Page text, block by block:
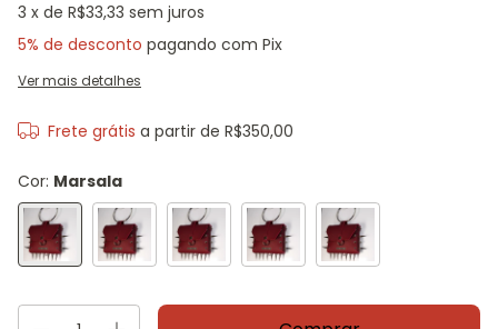
3 x de R$33,33 sem juros
5% de desconto pagando com Pix
Ver mais detalhes
Frete grátis a partir de R$350,00
Cor: Marsala